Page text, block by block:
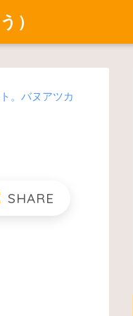
）
。バヌアツカ